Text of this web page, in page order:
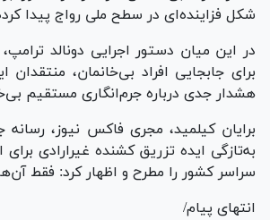
شکل فزاینده‌ای در سطح ملی رواج پیدا
در این میان دستور اجرایی دونالد
برای جابجایی افراد بی‌خانمان، منتقدان
هشدار جدی درباره جرم‌انگاری مستقیم
برایان کیلمید، مجری فاکس نیوز، رسانه
به‌تازگی ایده تزریق کشنده غیرارادی برای
سراسر کشور را مطرح و اظهار کرد: فقط
انتهای پیام/